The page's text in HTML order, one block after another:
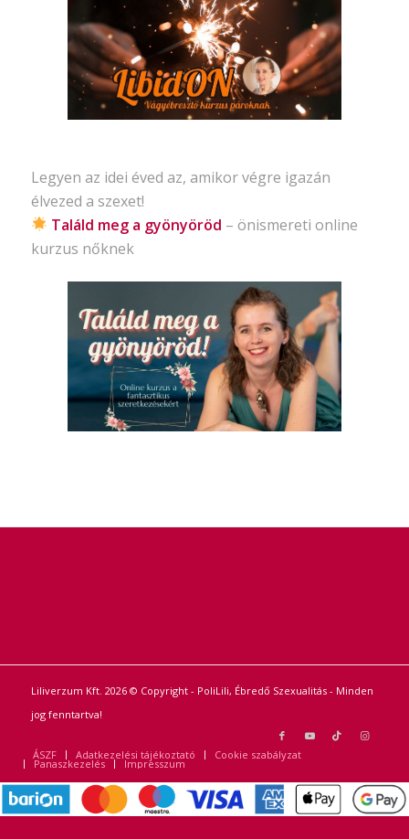
Legyen az idei éved az, amikor végre igazán
élvezed a szexet!
Találd meg a gyönyöröd – önismereti online
kurzus nőknek
Liliverzum Kft. 2026 © Copyright - PoliLili, Ébredő Szexualitás - Minden
jog fenntartva!
ÁSZF Adatkezelési tájékoztató Cookie szabályzat
Panaszkezelés Impresszum